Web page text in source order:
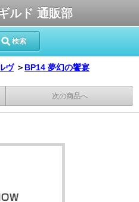
ルド 通販部
検索
ヴ ＞ BP14 夢幻の饗宴
次の商品へ